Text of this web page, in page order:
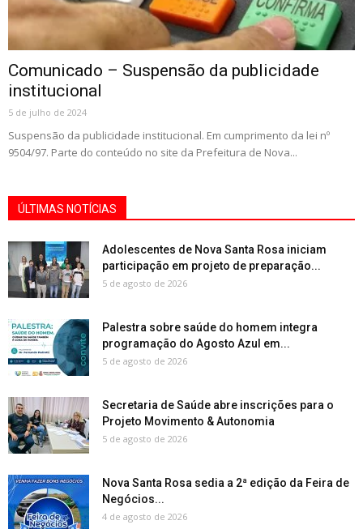
Comunicado – Suspensão da publicidade
institucional
5 de julho de 2024
Suspensão da publicidade institucional. Em cumprimento da lei nº
9504/97. Parte do conteúdo no site da Prefeitura de Nova...
ÚLTIMAS NOTÍCIAS
Adolescentes de Nova Santa Rosa iniciam
participação em projeto de preparação...
5 de agosto de 2026
Palestra sobre saúde do homem integra
programação do Agosto Azul em...
5 de agosto de 2026
Secretaria de Saúde abre inscrições para o
Projeto Movimento & Autonomia
5 de agosto de 2026
Nova Santa Rosa sedia a 2ª edição da Feira de
Negócios...
4 de agosto de 2026